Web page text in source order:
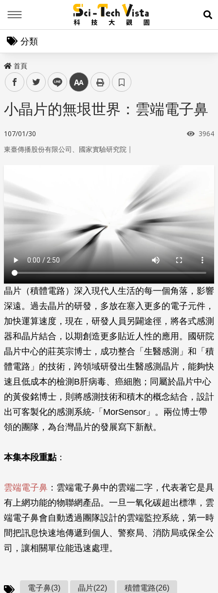
展
分類
首頁
facebooktwitter line 中
小晶片的無垠世界：雲端電子鼻
107/01/30 瀏覽
3964
東臺傳播股份有限公司、國家實驗研究院 ｜
晶片（積體電路）深入現代人生活的每一個角落，影響
深遠。過去晶片的研發，多放在塞入更多的電子元件，
加快運算速度，現在，研發人員另闢途徑，將各式感測
器和晶片結合，以期創造更多貼近人性的應用。國研院
晶片中心的莊英宗博士，成功整合「生醫感測」和「積
體電路」的技術，跨領域研發出生醫感測晶片，能夠快
速且低成本的檢測B肝病毒、癌細胞；同屬於晶片中心
的黃俊銘博士，則將感測技術和積木的概念結合，設計
出可客製化的感測系統-「MorSensor」。兩位博士帶
領的團隊，為台灣晶片的發展寫下新猷。
本集本段重點：
雲端電子鼻 ：雲端電子鼻中的雲端二字，代表著它是具
有上網功能的物聯網產品。一旦一氧化碳超出標準，雲
端電子鼻會自動透過團隊設計的雲端監控系統，第一時
間把訊息快速地傳遞到個人、警察局、消防局或保全公
司，讓相關單位能迅速處理。
電子鼻(3) 晶片(22) 積體電路(26)